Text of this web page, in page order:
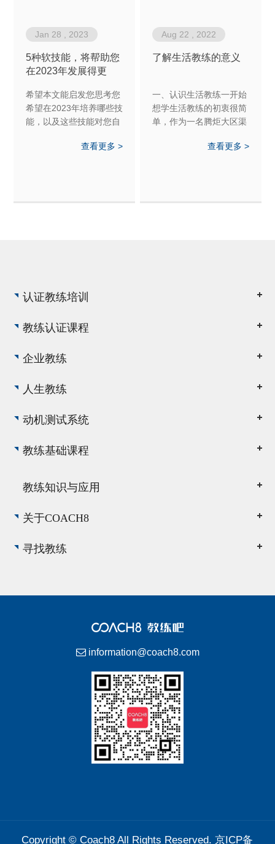
Jan 28 , 2023
5种软技能，将帮助您
在2023年发展得更
希望本文能启发您思考您
希望在2023年培养哪些技
能，以及这些技能对您自
与您的同事和朋友分享您
查看更多 >
Aug 22 , 2022
了解生活教练的意义
一、认识生活教练一开始
想学生活教练的初衷很简
单，作为一名腾炬大区渠
经销商们在事业和生活上
查看更多 >
认证教练培训
教练认证课程
企业教练
人生教练
动机测试系统
教练基础课程
教练知识与应用
关于COACH8
寻找教练
information@coach8.com
Copyright ©Coach8All Rights Reserved.京ICP备